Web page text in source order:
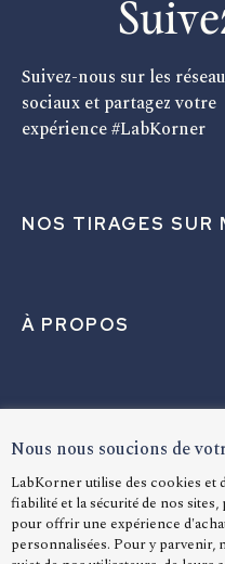
NOS TIRAGES SUR
À PROPOS
Suivez-nous sur les
sociaux et partagez votre
expérience #LabKorner
LANGUE
Nous nous soucions de
LabKorner utilise des cookies et
fiabilité et la sécurité de nos
pour offrir une expérience
personnalisées. Pour y